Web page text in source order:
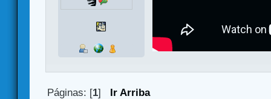
Páginas: [1] Ir Arriba